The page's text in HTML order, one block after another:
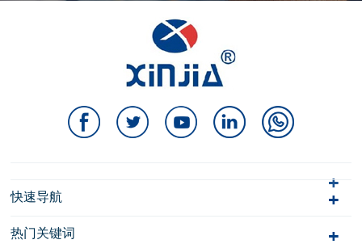
快速导航
热门关键词